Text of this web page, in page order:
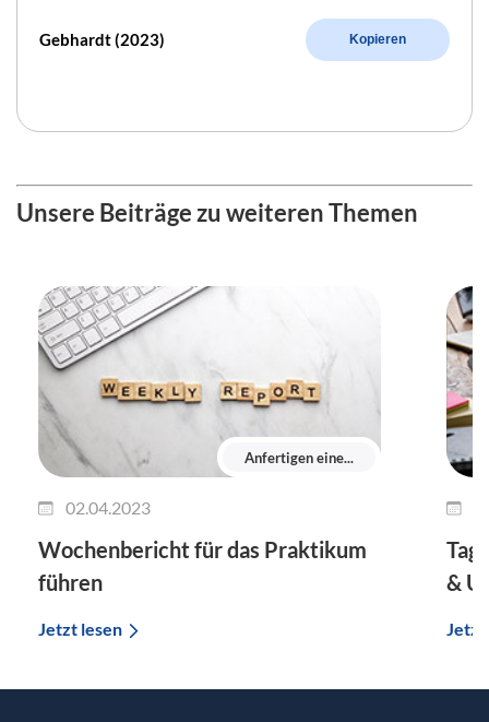
Gebhardt (2023) Kopieren
Unsere Beiträge zu weiteren Themen
Anfertigen eine...
02.04.2023
Wochenbericht für das Praktikum
führen
Jetzt lesen
&
Jetzt